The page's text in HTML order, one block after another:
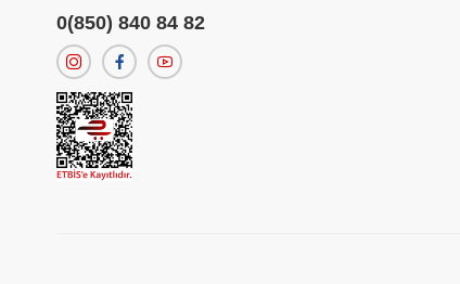
0(850) 840 84 82